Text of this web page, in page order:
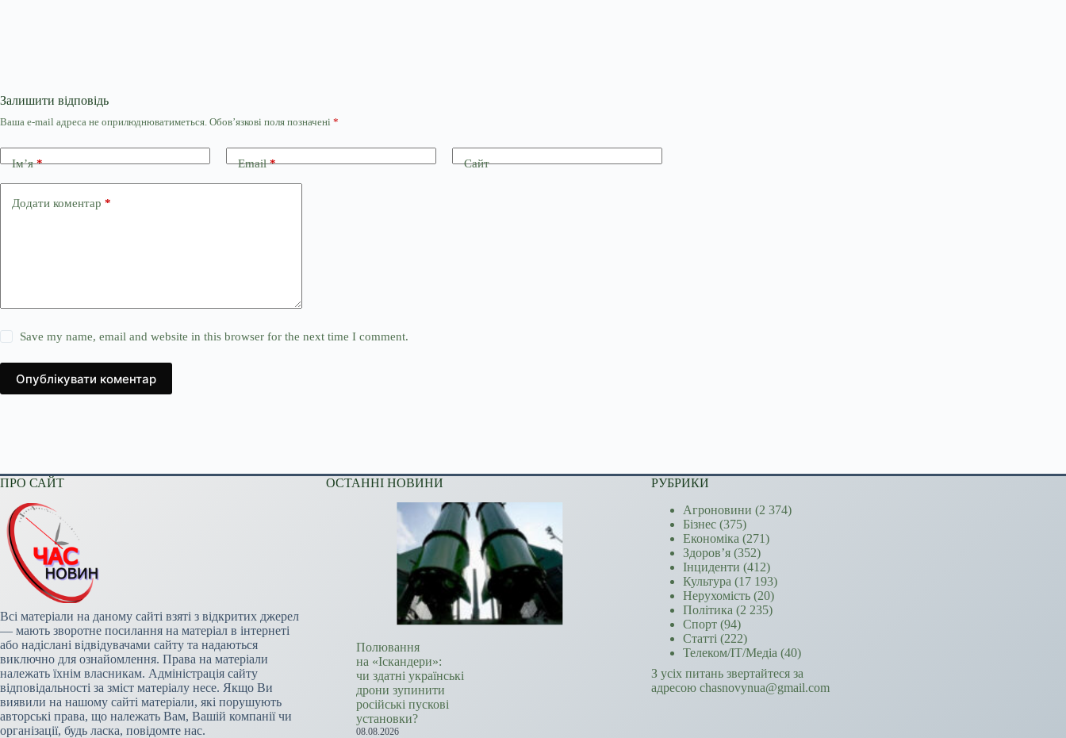
Залишити відповідь
Ваша e-mail адреса не оприлюднюватиметься. Обов’язкові поля позначені *
Ім’я* Email* Сайт
Додати коментар *
Save my name, email and website in this browser for the next time I comment.
Опублікувати коментар
ПРО САЙТ
Всі матеріали на даному сайті взяті з відкритих джерел
— мають зворотне посилання на матеріал в інтернеті
або надіслані відвідувачами сайту та надаються
виключно для ознайомлення. Права на матеріали
належать їхнім власникам. Адміністрація сайту
відповідальності за зміст матеріалу несе. Якщо Ви
виявили на нашому сайті матеріали, які порушують
авторські права, що належать Вам, Вашій компанії чи
організації, будь ласка, повідомте нас.
ОСТАННІ НОВИНИ
Полювання
на «Іскандери»:
чи здатні українські
дрони зупинити
російські пускові
установки?
08.08.2026
РУБРИКИ
Агроновини (2 374)
Бізнес (375)
Економіка (271)
Здоров’я (352)
Інциденти (412)
Культура (17 193)
Нерухомість (20)
Політика (2 235)
Спорт (94)
Статті (222)
Телеком/ІТ/Медіа (40)
З усіх питань звертайтеся за
адресою chasnovynua@gmail.com